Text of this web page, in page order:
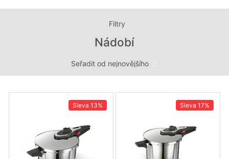
Filtry
Nádobí
Sleva 13% Sleva 17%